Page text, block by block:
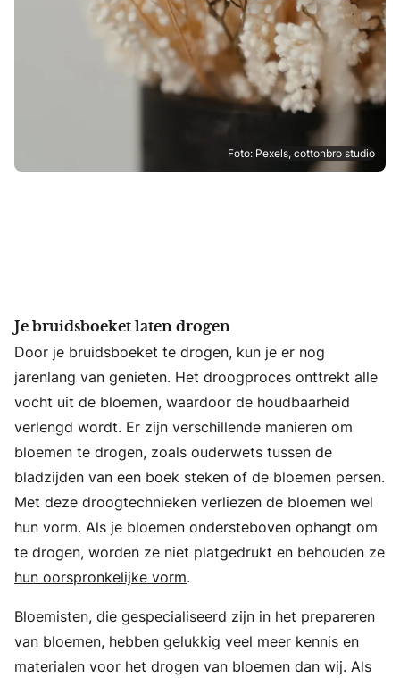
Foto: Pexels, cottonbro studio
Je bruidsboeket laten drogen
Door je bruidsboeket te drogen, kun je er nog
jarenlang van genieten. Het droogproces onttrekt alle
vocht uit de bloemen, waardoor de houdbaarheid
verlengd wordt. Er zijn verschillende manieren om
bloemen te drogen, zoals ouderwets tussen de
bladzijden van een boek steken of de bloemen persen.
Met deze droogtechnieken verliezen de bloemen wel
hun vorm. Als je bloemen ondersteboven ophangt om
te drogen, worden ze niet platgedrukt en behouden ze
hun oorspronkelijke vorm.
Bloemisten, die gespecialiseerd zijn in het prepareren
van bloemen, hebben gelukkig veel meer kennis en
materialen voor het drogen van bloemen dan wij. Als